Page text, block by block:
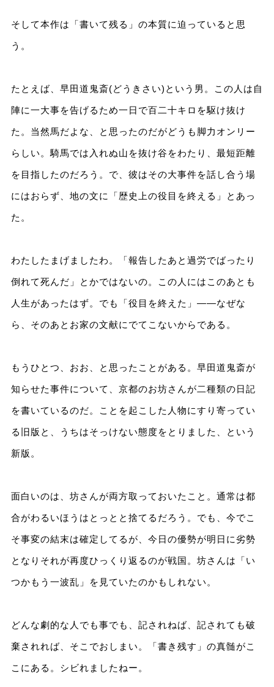
そして本作は「書いて残る」の本質に迫っていると思
う。
たとえば、早田道鬼斎(どうきさい)という男。この人は自
陣に一大事を告げるため一日で百二十キロを駆け抜け
た。当然馬だよな、と思ったのだがどうも脚力オンリー
らしい。騎馬では入れぬ山を抜け谷をわたり、最短距離
を目指したのだろう。で、彼はその大事件を話し合う場
にはおらず、地の文に「歴史上の役目を終える」とあっ
た。
わたしたまげましたわ。「報告したあと過労でばったり
倒れて死んだ」とかではないの。この人にはこのあとも
人生があったはず。でも「役目を終えた」――なぜな
ら、そのあとお家の文献にでてこないからである。
もうひとつ、おお、と思ったことがある。早田道鬼斎が
知らせた事件について、京都のお坊さんが二種類の日記
を書いているのだ。ことを起こした人物にすり寄ってい
る旧版と、うちはそっけない態度をとりました、という
新版。
面白いのは、坊さんが両方取っておいたこと。通常は都
合がわるいほうはとっとと捨てるだろう。でも、今でこ
そ事変の結末は確定してるが、今日の優勢が明日に劣勢
となりそれが再度ひっくり返るのが戦国。坊さんは「い
つかもう一波乱」を見ていたのかもしれない。
どんな劇的な人でも事でも、記されねば、記されても破
棄されれば、そこでおしまい。「書き残す」の真髄がこ
こにある。シビれましたねー。